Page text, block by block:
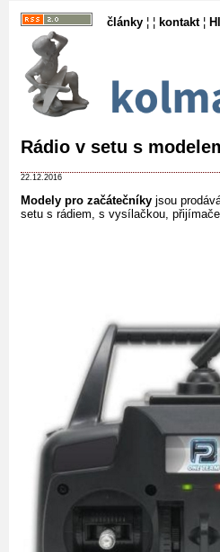
články ¦ ¦ kontakt¦
Rádio v setu s
22.12.2016
Modely pro začátečníky jsou
setu s rádiem, s vysílačkou,